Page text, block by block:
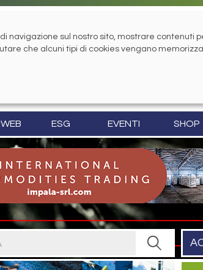
ESG EVENTI SHOP
sul nostro sito, mostrare contenuti
che alcuni tipi di cookies vengano